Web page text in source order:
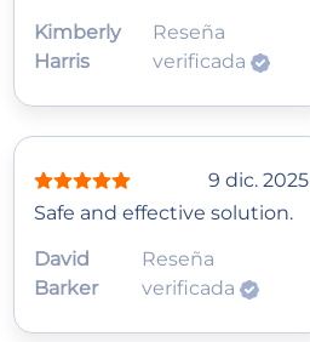
Kimberly
Harris
Reseña
verificada
9 dic. 2025
Safe and effective solution.
David
Barker
Reseña
verificada